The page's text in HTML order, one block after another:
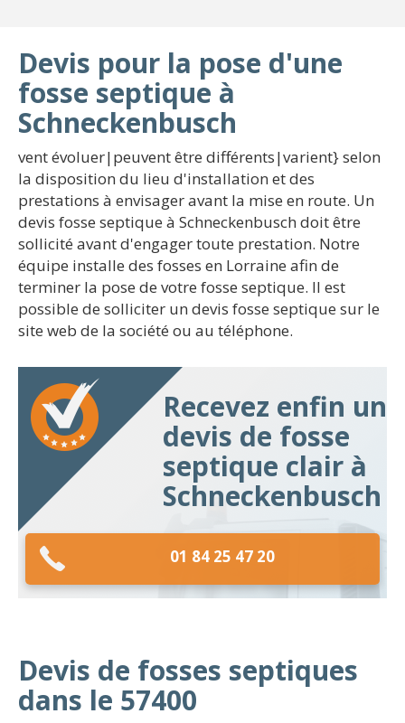
Devis pour la pose d'une
fosse septique à
Schneckenbusch
vent évoluer|peuvent être différents|varient} selon
la disposition du lieu d'installation et des
prestations à envisager avant la mise en route. Un
devis fosse septique à Schneckenbusch doit être
sollicité avant d'engager toute prestation. Notre
équipe installe des fosses en Lorraine afin de
terminer la pose de votre fosse septique. Il est
possible de solliciter un devis fosse septique sur le
site web de la société ou au téléphone.
Recevez enfin un
devis de fosse
septique clair à
Schneckenbusch
01 84 25 47 20
Devis de fosses septiques
dans le 57400